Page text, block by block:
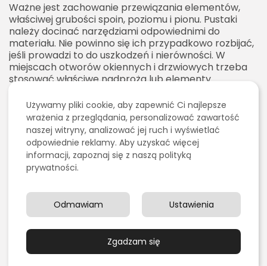
Ważne jest zachowanie przewiązania elementów,
właściwej grubości spoin, poziomu i pionu. Pustaki
należy docinać narzędziami odpowiednimi do
materiału. Nie powinno się ich przypadkowo rozbijać,
jeśli prowadzi to do uszkodzeń i nierówności. W
miejscach otworów okiennych i drzwiowych trzeba
stosować właściwe nadproża lub elementy
Pustak keramzytowy najlepiej sprawdza się wtedy,
gdy ekipa rozumie technologię i trzyma się
instrukcji producenta. Błędy wykonawcze mogą
osłabić parametry ściany, niezależnie od tego, jak
dobry jest sam materiał. Dotyczy to wszystkich
technologii murowych, ale przy mniej popularnym
doświadczenie wykonawcy.
Zaprawa do pustaków
keramzytowych
Dobór zaprawy ma duże znaczenie. W zależności od
systemu można stosować tradycyjne zaprawy
Używamy pliki cookie, aby zapewnić Ci najlepsze
wrażenia z przeglądania, personalizować zawartość
naszej witryny, analizować jej ruch i wyświetlać
odpowiednie reklamy. Aby uzyskać więcej
informacji, zapoznaj się z naszą polityką
prywatności.
Zgadzam się
Ustawienia
Odmawiam